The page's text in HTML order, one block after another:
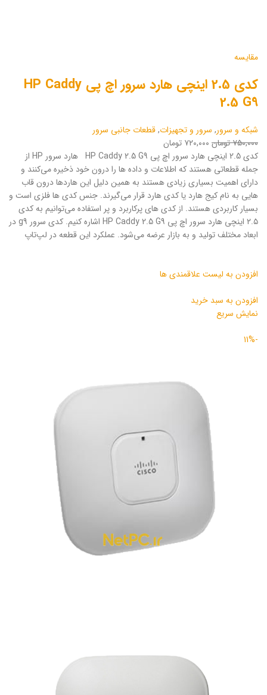
مقایسه
کدی 2.5 اینچی هارد سرور اچ پی HP Caddy
2.5 G9
شبکه و سرور, سرور و تجهیزات,قطعات جانبی سرور
۷۵۰,۰۰۰ تومان
۷۲۰,۰۰۰ تومان
کدی 2.5 اینچی هارد سرور اچ پی HP Caddy 2.5 G9 هارد سرور HP از
جمله قطعاتی هستند که اطلاعات و داده ها را درون خود ذخیره می‌کنند و
دارای اهمیت بسیاری زیادی هستند به همین دلیل این هاردها درون قاب
هایی به نام کیج هارد یا کدی هارد قرار می‌گیرند. جنس کدی ها فلزی است و
بسیار کاربردی هستند. از کدی های پرکاربرد و پر استفاده می‌توانیم به کدی
۲.۵ اینچی هارد سرور اچ پی HP Caddy 2.5 G9 اشاره کنیم. کدی سرور g9 در
ابعاد مختلف تولید و به بازار عرضه می‌شود. عملکرد این قطعه‌ در لپ‌تاپ
افزودن به لیست علاقمندی ها
افزودن به سبد خرید
نمایش سریع
-11%